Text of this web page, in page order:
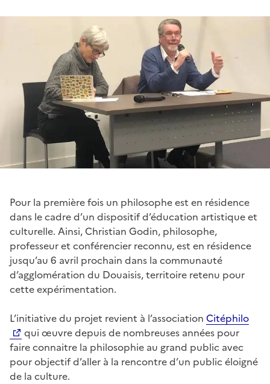
Pour la première fois un philosophe est en résidence
dans le cadre d’un dispositif d’éducation artistique et
culturelle. Ainsi, Christian Godin, philosophe,
professeur et conférencier reconnu, est en résidence
jusqu’au 6 avril prochain dans la communauté
d’agglomération du Douaisis, territoire retenu pour
cette expérimentation.
L’initiative du projet revient à l’association Citéphilo
qui œuvre depuis de nombreuses années pour
faire connaitre la philosophie au grand public avec
pour objectif d’aller à la rencontre d’un public éloigné
de la culture.